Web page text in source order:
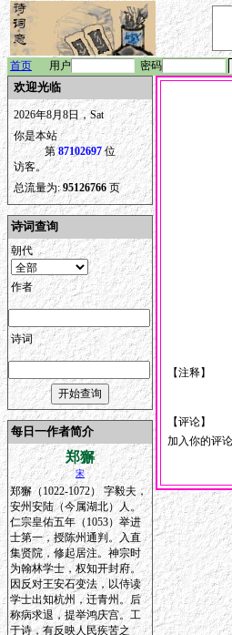
首页 用户 密码
欢迎光临
2026年8月8日，Sat
你是本站
第87102697位
访客。
总流量为:95126766 页
诗词查询
朝代
作者
诗词
每日一作者简介
郑獬
宋
郑獬（1022-1072） 字毅夫，
安州安陆（今属湖北）人。
仁宗皇佑五年（1053）举进
士第一，授陈州通判。入直
集贤院，修起居注。神宗时
为翰林学士，权知开封府。
因反对王安石变法，以侍读
学士出知杭州，迁青州。后
称病求退，提举鸿庆宫。工
于诗，有反映人民疾苦之
【注释】
【评论】
加入你的评